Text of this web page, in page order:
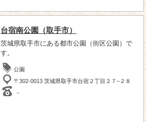
台宿南公園（取手市）
茨城県取手市にある都市公園（街区公園）で
す。
公園
〒302-0013 茨城県取手市台宿２丁目２７−２８
－